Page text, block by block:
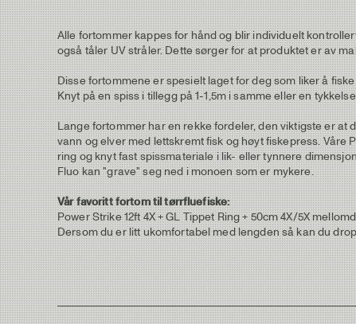
Alle fortommer kappes for hånd og blir individuelt
også tåler UV stråler. Dette sørger for at produktet er av
Disse fortommene er spesielt laget for deg som liker å
Knyt på en spiss i tillegg på 1-1,5m i samme eller en
Lange fortommer har en rekke fordeler, den viktigste er
vann og elver med lettskremt fisk og høyt fiskepress. Våre
ring og knyt fast spissmateriale i lik- eller tynnere
Fluo kan "grave" seg ned i monoen som er mykere.
Vår favoritt fortom til tørrfluefiske:
Power Strike 12ft 4X + GL Tippet Ring + 50cm 4X/5X
Dersom du er litt ukomfortabel med lengden så kan du